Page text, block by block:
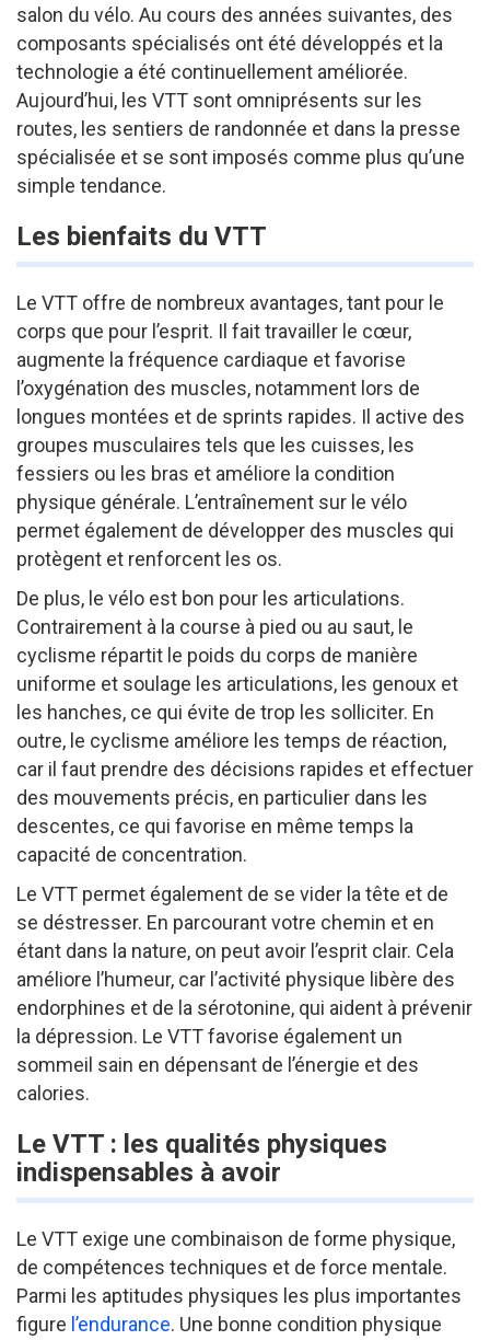
salon du vélo. Au cours des années suivantes, des
composants spécialisés ont été développés et la
technologie a été continuellement améliorée.
Aujourd’hui, les VTT sont omniprésents sur les
routes, les sentiers de randonnée et dans la presse
spécialisée et se sont imposés comme plus qu’une
simple tendance.
Les bienfaits du VTT
Le VTT offre de nombreux avantages, tant pour le
corps que pour l’esprit. Il fait travailler le cœur,
augmente la fréquence cardiaque et favorise
l’oxygénation des muscles, notamment lors de
longues montées et de sprints rapides. Il active des
groupes musculaires tels que les cuisses, les
fessiers ou les bras et améliore la condition
physique générale. L’entraînement sur le vélo
permet également de développer des muscles qui
protègent et renforcent les os.
De plus, le vélo est bon pour les articulations.
Contrairement à la course à pied ou au saut, le
cyclisme répartit le poids du corps de manière
uniforme et soulage les articulations, les genoux et
les hanches, ce qui évite de trop les solliciter. En
outre, le cyclisme améliore les temps de réaction,
car il faut prendre des décisions rapides et effectuer
des mouvements précis, en particulier dans les
descentes, ce qui favorise en même temps la
capacité de concentration.
Le VTT permet également de se vider la tête et de
se déstresser. En parcourant votre chemin et en
étant dans la nature, on peut avoir l’esprit clair. Cela
améliore l’humeur, car l’activité physique libère des
endorphines et de la sérotonine, qui aident à prévenir
la dépression. Le VTT favorise également un
sommeil sain en dépensant de l’énergie et des
calories.
Le VTT : les qualités physiques
indispensables à avoir
Le VTT exige une combinaison de forme physique,
de compétences techniques et de force mentale.
Parmi les aptitudes physiques les plus importantes
figure l’endurance. Une bonne condition physique